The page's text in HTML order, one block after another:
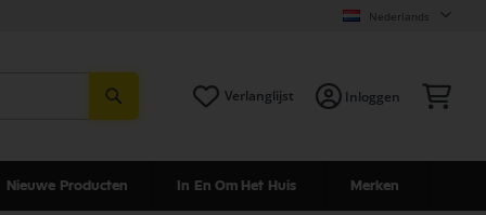
Nederlands
Verlanglijst Inloggen
Nieuwe Producten In En Om Het Huis Merken